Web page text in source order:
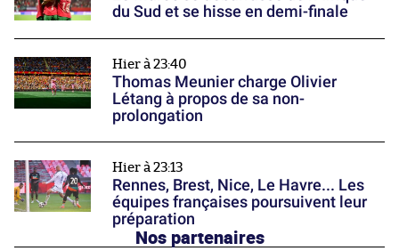
du Sud et se hisse en demi-finale
Hier à 23:40
Thomas Meunier charge Olivier
Létang à propos de sa non-
prolongation
Hier à 23:13
Rennes, Brest, Nice, Le Havre... Les
équipes françaises poursuivent leur
préparation
Nos partenaires